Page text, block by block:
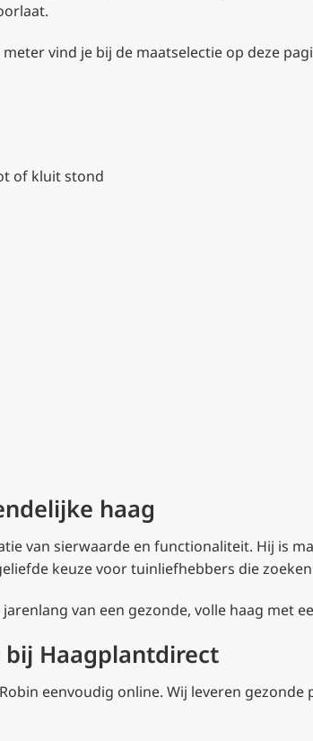
vind je bij de maatselectie op deze
of kluit stond
haag
van sierwaarde en functionaliteit. Hij is
keuze voor tuinliefhebbers die zoeken
van een gezonde, volle haag met
bij Haagplantdirect
eenvoudig online. Wij leveren